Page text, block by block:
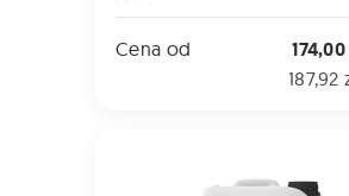
Cena od
187,92